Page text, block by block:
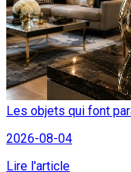
Les objets qui font
2026-08-04
Lire l'article